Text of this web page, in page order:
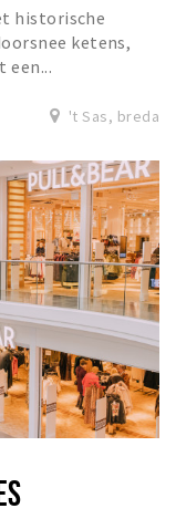
historische
ketens,
een...
't Sas, breda